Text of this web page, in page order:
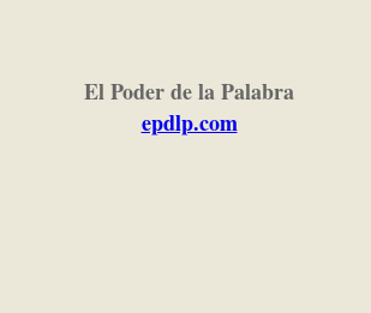
El Poder de la Palabra
epdlp.com